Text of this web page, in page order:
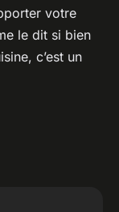
votre
le dit si bien
c’est un